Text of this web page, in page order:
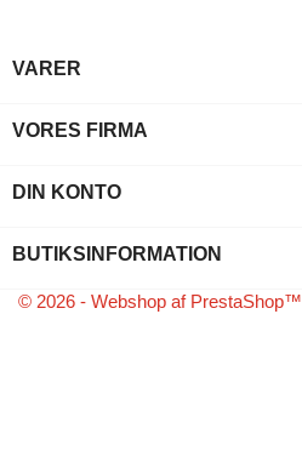
VARER
VORES FIRMA
DIN KONTO
BUTIKSINFORMATION
© 2026 - Webshop af PrestaShop™